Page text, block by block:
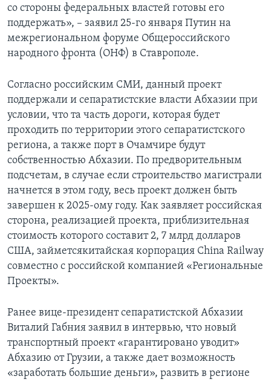
со стороны федеральных властей готовы его
поддержать», – заявил 25-го января Путин на
межрегиональном форуме Общероссийского
народного фронта (ОНФ) в Ставрополе.
Согласно российским СМИ, данный проект
поддержали и сепаратистские власти Абхазии при
условии, что та часть дороги, которая будет
проходить по территории этого сепаратистского
региона, а также порт в Очамчире будут
собственностью Абхазии. По предворительным
подсчетам, в случае если строительство магистрали
начнется в этом году, весь проект должен быть
завершен к 2025-ому году. Как заявляет российская
сторона, реализацией проекта, приблизительная
стоимость которого составит 2, 7 млрд долларов
США, займетсякитайская корпорация China Railway
совместно с российской компанией «Региональные
Проекты».
Ранее вице-президент сепаратистской Абхазии
Виталий Габния заявил в интервью, что новый
транспортный проект «гарантировано уводит»
Абхазию от Грузии, а также дает возможность
«заработать большие деньги», развить в регионе